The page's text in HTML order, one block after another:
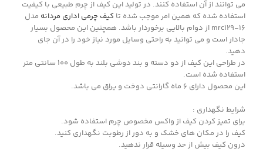
می توانند از آن استفاده کنند. در تولید این کیف از چرم طبیعی با کیفیت
استفاده شده که همین امر موجب شده تا کیف چرمی اداری مردانه مدل
mrc129-16 از دوام بالایی برخوردار باشد. همچنین این محصول بسیار
جادار است و می توانید به راحتی وسایل مورد نیاز خود را در آن جای
دهید.
در طراحی این کیف از دو دسته و بند دوشی بلند به طول 100 سانتی متر
استفاده شده است.
این محصول دارای 6 ماه گارانتی دوخت و یراق می باشد.
شرایط نگهداری :
برای تمیز کردن کیف از واکس مخصوص چرم استفاده شود.
کیف را در مکان های خشک و به دور از رطوبت نگهداری کنید.
درون کیف بیش از حد وسیله قرار ندهید.